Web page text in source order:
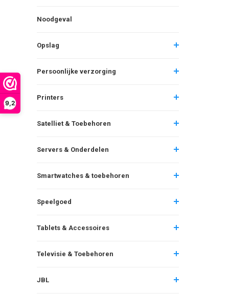
9,2
Noodgeval
Opslag
Persoonlijke verzorging
Printers
Satelliet & Toebehoren
Servers & Onderdelen
Smartwatches & toebehoren
Speelgoed
Tablets & Accessoires
Televisie & Toebehoren
JBL